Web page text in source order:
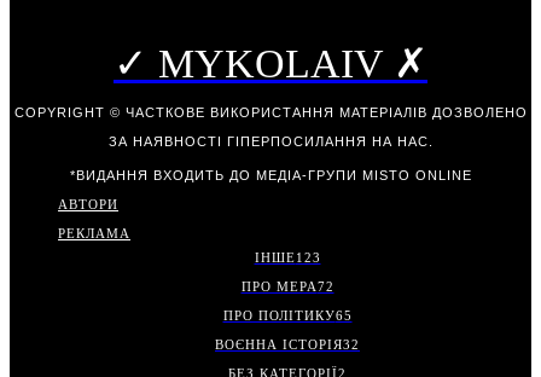
✓ MYKOLAIV ✗
COPYRIGHT © ЧАСТКОВЕ ВИКОРИСТАННЯ МАТЕРІАЛІВ ДОЗВОЛЕНО
ЗА НАЯВНОСТІ ГІПЕРПОСИЛАННЯ НА НАС.
*ВИДАННЯ ВХОДИТЬ ДО МЕДІА-ГРУПИ MISTO ONLINE
АВТОРИ
РЕКЛАМА
ІНШЕ123
ПРО МЕРА72
ПРО ПОЛІТИКУ65
ВОЄННА ІСТОРІЯ32
БЕЗ КАТЕГОРІЇ2